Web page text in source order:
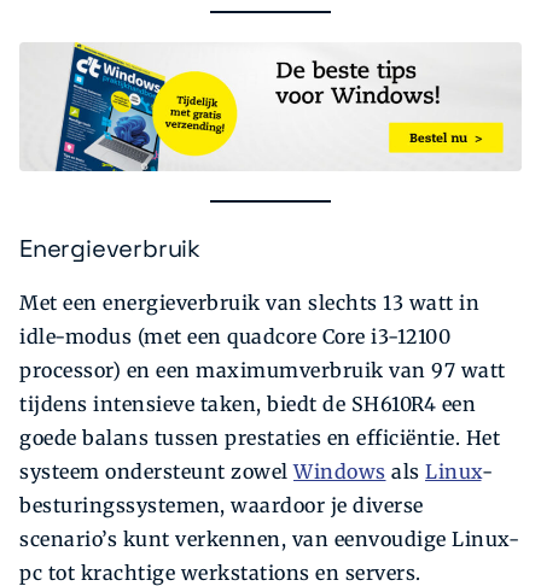
Energieverbruik
Met een energieverbruik van slechts 13 watt in
idle-modus (met een quadcore Core i3-12100
processor) en een maximumverbruik van 97 watt
tijdens intensieve taken, biedt de SH610R4 een
goede balans tussen prestaties en efficiëntie. Het
systeem ondersteunt zowelWindows als Linux-
besturingssystemen, waardoor je diverse
scenario’s kunt verkennen, van eenvoudige Linux-
pc tot krachtige werkstations en servers.